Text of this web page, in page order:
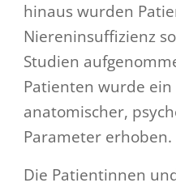
hinaus wurden
Niereninsuffizienz
Studien
Patienten wurde
anatomischer,
Parameter erhoben.
Die Patientinnen